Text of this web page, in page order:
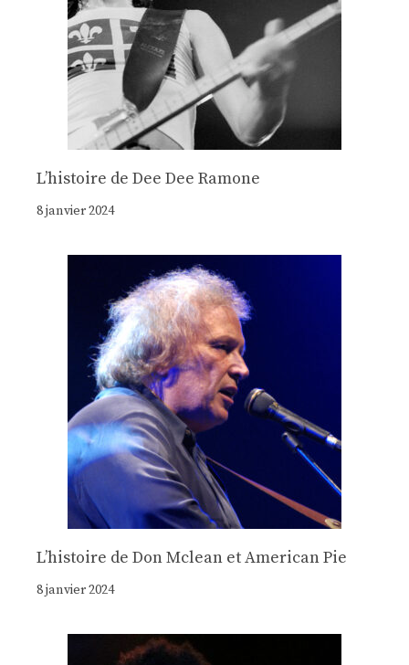
Lʼhistoire de Dee Dee Ramone
8 janvier 2024
Lʼhistoire de Don Mclean et American Pie
8 janvier 2024